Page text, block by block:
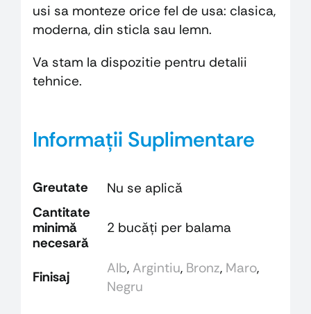
usi sa monteze orice fel de usa: clasica,
moderna, din sticla sau lemn.
Va stam la dispozitie pentru detalii
tehnice.
Informații Suplimentare
Greutate
Nu se aplică
Cantitate
minimă
necesară
2 bucăţi per balama
Finisaj
Alb, Argintiu, Bronz, Maro,
Negru